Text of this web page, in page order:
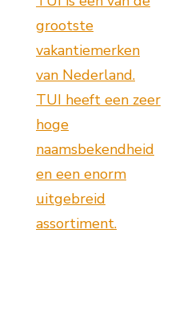
grootste
vakantiemerken
van Nederland.
TUI heeft een zeer
hoge
naamsbekendheid
en een enorm
uitgebreid
assortiment.